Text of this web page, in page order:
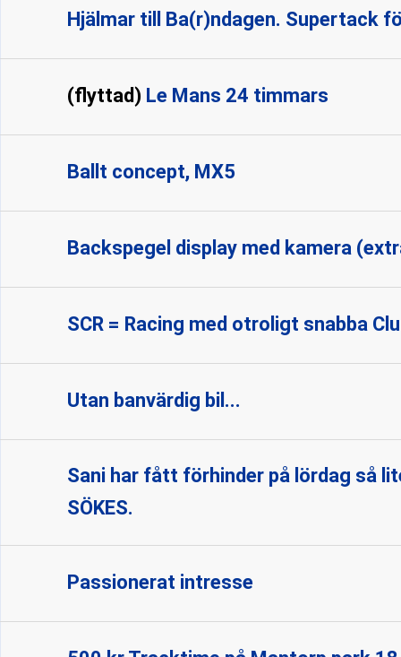
Hjälmar till Ba(r)ndagen. Supertack
(flyttad) Le Mans 24 timmars
Ballt concept, MX5
Backspegel display med kamera
SCR = Racing med otroligt snabba
Utan banvärdig bil...
Sani har fått förhinder på lördag så
SÖKES.
Passionerat intresse